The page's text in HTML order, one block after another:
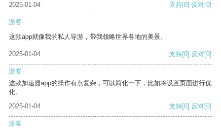
2025-01-04 支持[0] 反对[0]
游客
这款app就像我的私人导游，带我领略世界各地的美景。
2025-01-04 支持[0] 反对[0]
游客
这款加速器app的操作有点复杂，可以简化一下，比如将设置页面进行优
化。
2025-01-04
支持[0] 反对[0]
游客